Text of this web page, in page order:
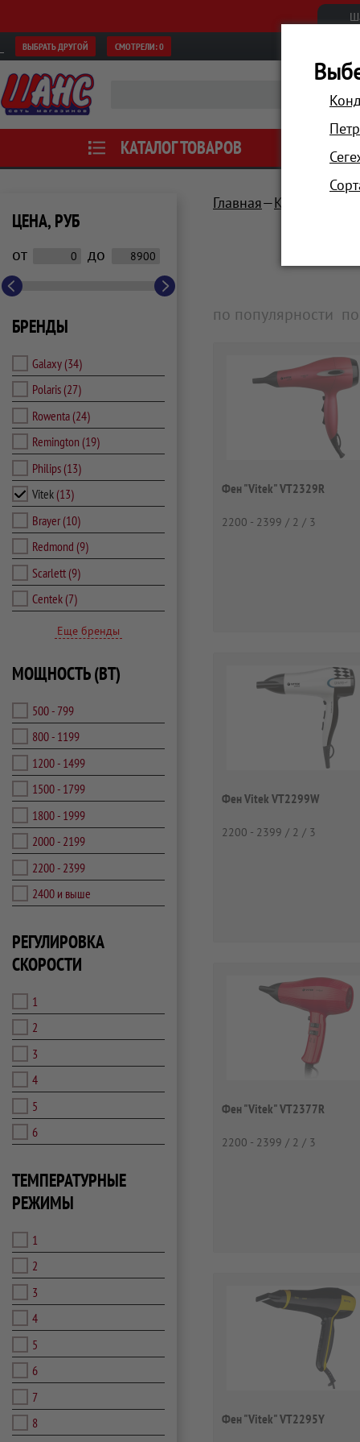
ВЫБРАТЬ ДРУГОЙ СМОТРЕЛИ:0
КАТАЛОГ ТОВАРОВ АКЦИИ
ЦЕНА, РУБ
от до
БРЕНДЫ
Galaxy(34)
Polaris(27)
Rowenta(24)
Remington (19)
Philips(13)
Vitek(13)
Brayer(10)
Redmond (9)
Scarlett(9)
Centek(7)
Еще бренды
МОЩНОСТЬ (ВТ)
500 - 799
800 - 1199
1200 - 1499
1500 - 1799
1800 - 1999
2000 - 2199
2200 - 2399
2400 и выше
РЕГУЛИРОВКА
СКОРОСТИ
1
2
3
4
5
6
ТЕМПЕРАТУРНЫЕ
РЕЖИМЫ
1
2
3
4
5
6
7
8
Главная Красота и
по популярности
Фен "Vitek" VT2329R
2200 - 2399 / 2 / 3
Фен Vitek VT2299W
2200 - 2399 / 2 / 3
Фен "Vitek" VT2377R
2200 - 2399 / 2 / 3
Фен "Vitek" VT2295Y